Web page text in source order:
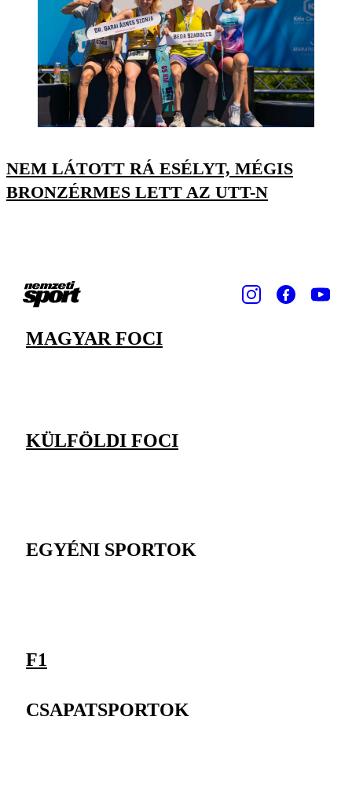
NEM LÁTOTT RÁ ESÉLYT, MÉGIS
BRONZÉRMES LETT AZ UTT-N
MAGYAR FOCI
KÜLFÖLDI FOCI
EGYÉNI SPORTOK
F1
CSAPATSPORTOK